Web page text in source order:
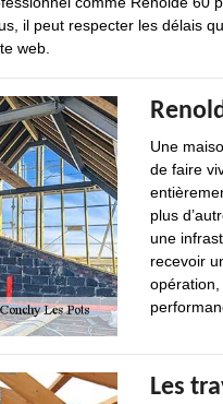
il peut respecter les délais
web.
Une
de faire
plus
une
recevoir
Les